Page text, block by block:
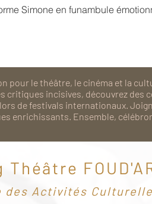
Simone en funambule
pour le théâtre, le cinéma et la
critiques incisives, découvrez
de festivals internationaux.
enrichissants. Ensemble,
Théâtre
des Activités